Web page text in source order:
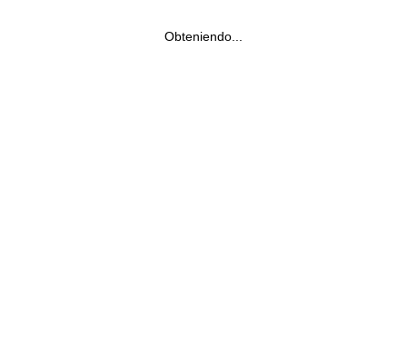
Obteniendo...